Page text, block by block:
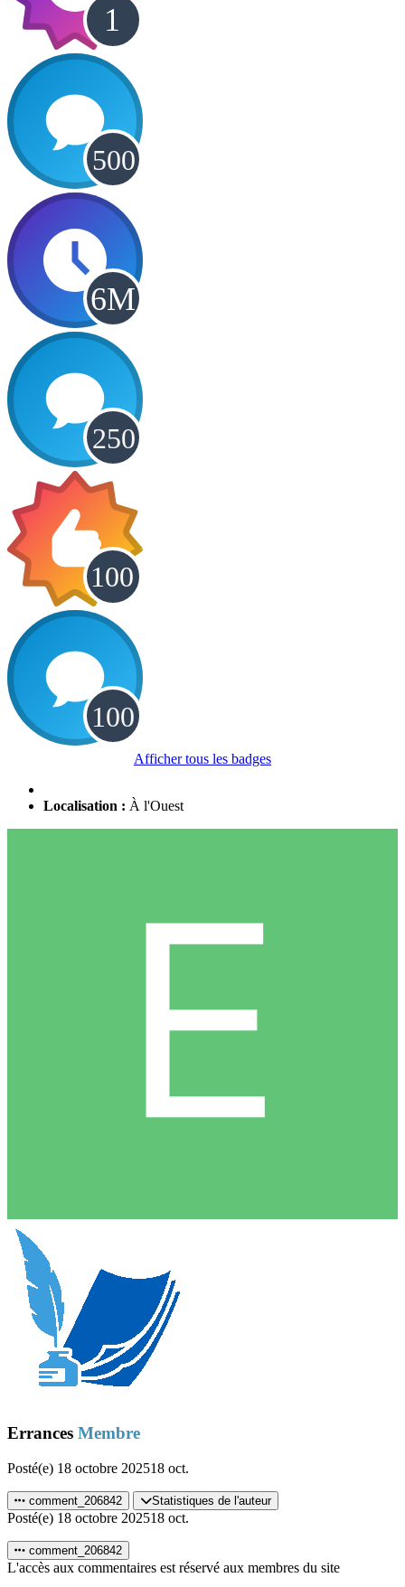
Afficher tous les badges
Localisation : À l'Ouest
Errances Membre
Posté(e) 18 octobre 202518 oct.
comment_206842 Statistiques de l'auteur
Posté(e) 18 octobre 202518 oct.
comment_206842
L'accès aux commentaires est réservé aux membres du site